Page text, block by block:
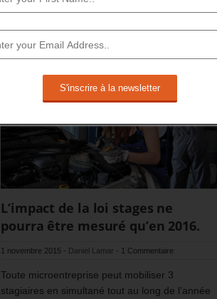
devrait pas diminuer en 2016.
En savoir plus
L’impact de la loi stages ne
pourra être mesuré qu’en 2016.
1 novembre 2015 - Daniel Lamar - 1 Commentaire
Toute microentreprise peut mobiliser 3
stagiaires en simultané tout au long de l’année